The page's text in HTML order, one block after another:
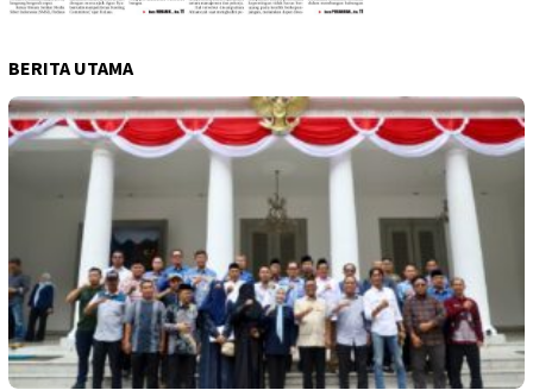
BERITA UTAMA